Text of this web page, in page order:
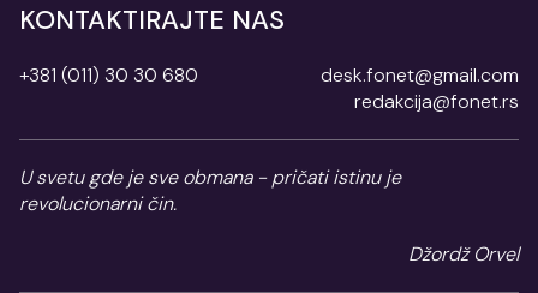
KONTAKTIRAJTE NAS
+381 (011) 30 30 680
desk.fonet@gmail.com
redakcija@fonet.rs
U svetu gde je sve obmana - pričati istinu je
revolucionarni čin.
Džordž Orvel